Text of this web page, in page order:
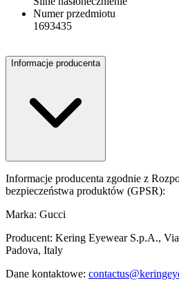
Numer przedmiotu
1693435
Informacje producenta
Informacje producenta zgodnie z
bezpieczeństwa produktów (GPSR):
Marka: Gucci
Producent: Kering Eyewear S.p.A.,
Padova, Italy
Dane kontaktowe: